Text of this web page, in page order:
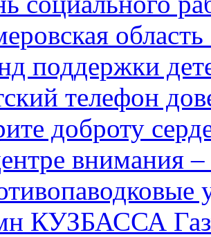
поддержки
телефон
доброту
внимания –
КУЗБАССА